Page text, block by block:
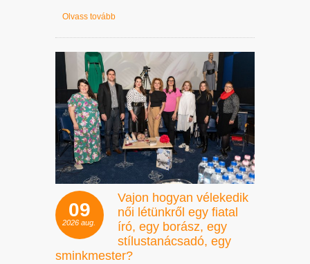
Olvass tovább
09
2026 aug.
Vajon hogyan vélekedik
női létünkről egy fiatal
író, egy borász, egy
stílustanácsadó, egy
sminkmester?